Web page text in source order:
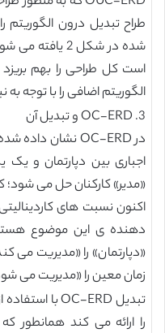
شده در شکل 2
است کل طراحی را بهم
الگوریتم اضافی را با توجه
3. OC-ERD و تبدیل آن
اجباری بین دپارتمان و
«مدیر» کارکنان حل می
اکنون نسبت های
دهنده ی این موضوع
«دپارتمان» را «مدیریت می
زمان معین را «مدیریت می